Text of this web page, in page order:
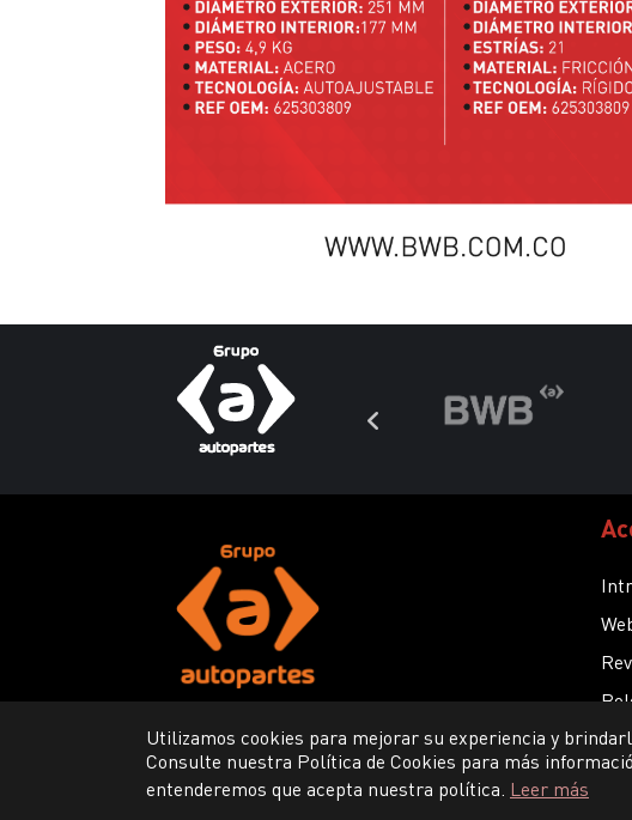
Utilizamos cookies para mejorar su experiencia y
Consulte nuestra Política de Cookies para más
entenderemos que acepta nuestra política. Leer más